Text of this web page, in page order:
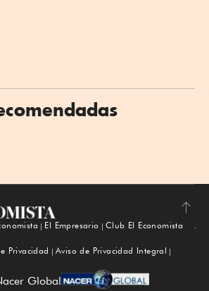
Subir
El Empresario
Club El Economista
Privacidad
Aviso de Privacidad Integral
Global